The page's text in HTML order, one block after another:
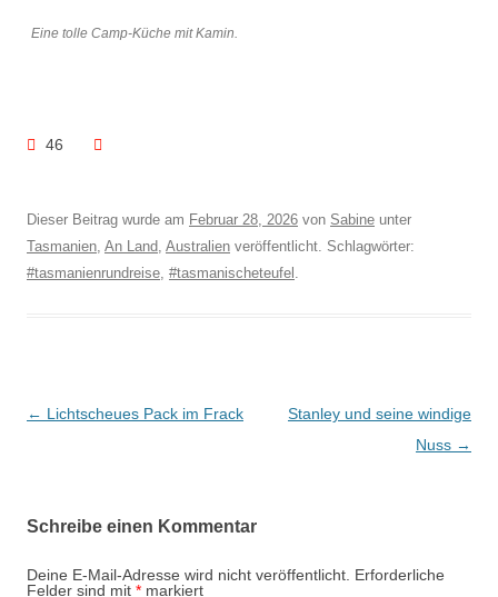
Eine tolle Camp-Küche mit Kamin.
46
Dieser Beitrag wurde am Februar 28, 2026 von Sabine unter
Tasmanien, An Land, Australien veröffentlicht. Schlagwörter:
#tasmanienrundreise, #tasmanischeteufel .
Beitragsnavigation
← Lichtscheues Pack im Frack
Stanley und seine windige
Nuss →
Schreibe einen Kommentar
Deine E-Mail-Adresse wird nicht veröffentlicht. Erforderliche
Felder sind mit * markiert